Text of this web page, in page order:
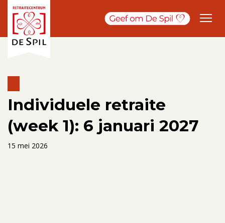
Individuele retraite
(week 1): 6 januari 2027
15 mei 2026